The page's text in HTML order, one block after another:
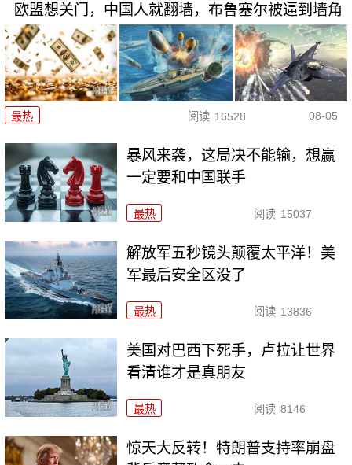
欧盟想关门，中国人就翻墙，布鲁塞尔被逼到墙角
最热 阅读 16528 08-05
暴风来袭，这局决不能输，想赢
一定要和中国联手
最热 阅读 15037
解放军五秒镜头颠覆太平洋！美
军最后安全区没了
最热 阅读 13836
美国对巴西下死手，卢拉让世界
看清谁才是真朋友
最热 阅读 8146
惊天大反转！特朗普支持率崩盘